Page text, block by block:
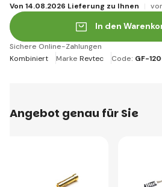
Von 14.08.2026 Lieferung zu Ihnen
In den
Sichere Online-Zahlungen
Kombiniert
Marke Revtec Code: GF-
Angebot genau für Sie